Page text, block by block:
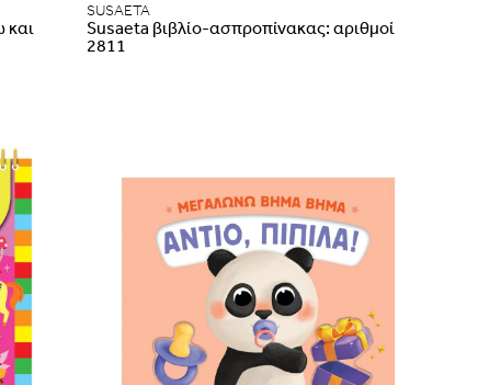
και
SUSAETA
Susaeta βιβλίο-ασπροπίνακας: αριθμοί
2811